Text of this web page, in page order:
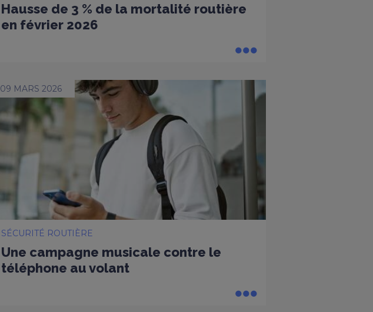
Hausse de 3 % de la mortalité routière
en février 2026
09 MARS 2026
SÉCURITÉ ROUTIÈRE
Une campagne musicale contre le
téléphone au volant